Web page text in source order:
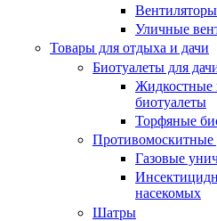
Уличные
Товары для отдыха и дачи
Биотуалеты для
Жидкостные
биотуалеты
Торфяные
Противомоскитные
Газовые
насекомых
Шатры